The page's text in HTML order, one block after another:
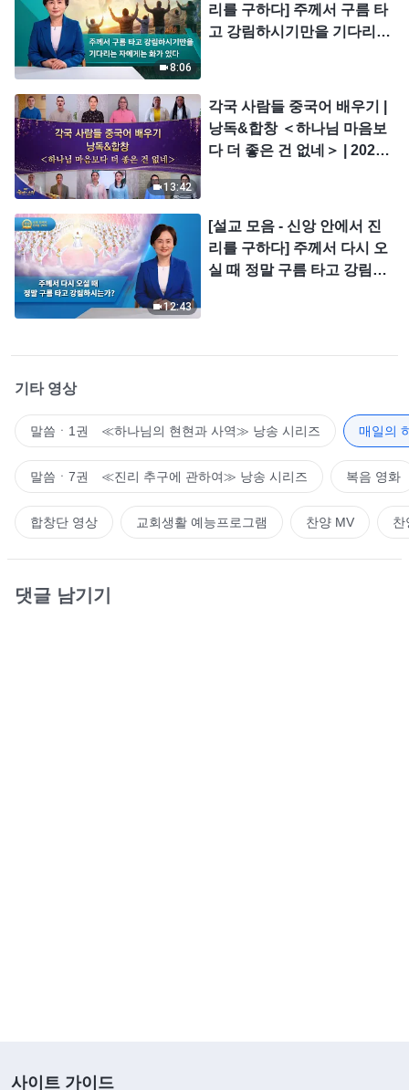
8:06
리를 구하다] 주께서 구름 타
고 강림하시기만을 기다리는
13:42
각국 사람들 중국어 배우기 |
낭독&합창 ＜하나님 마음보
다 더 좋은 건 없네＞ | 2026
12:43
[설교 모음 - 신앙 안에서 진
리를 구하다] 주께서 다시 오
실 때 정말 구름 타고 강림하
기타 영상
말씀ㆍ1권 ≪하나님의 현현과 사역≫ 낭송 시리즈 매일의
말씀ㆍ7권 ≪진리 추구에 관하여≫ 낭송 시리즈 복음 영화
합창단 영상 교회생활 예능프로그램 찬양 MV 찬
댓글 남기기
사이트 가이드